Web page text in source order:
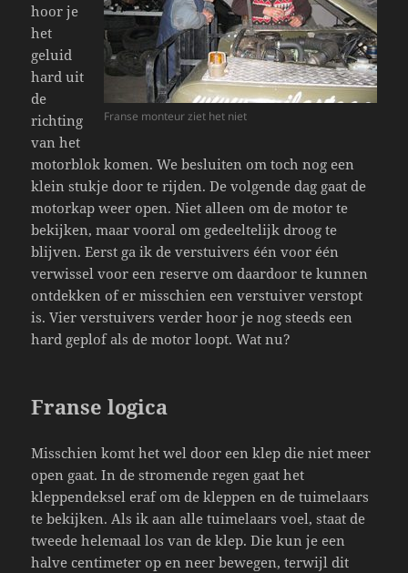
Franse monteur ziet het niet
hoor je
het
geluid
hard uit
de
richting
van het
motorblok komen. We besluiten om toch nog een
klein stukje door te rijden. De volgende dag gaat de
motorkap weer open. Niet alleen om de motor te
bekijken, maar vooral om gedeeltelijk droog te
blijven. Eerst ga ik de verstuivers één voor één
verwissel voor een reserve om daardoor te kunnen
ontdekken of er misschien een verstuiver verstopt
is. Vier verstuivers verder hoor je nog steeds een
hard geplof als de motor loopt. Wat nu?
Franse logica
Misschien komt het wel door een klep die niet meer
open gaat. In de stromende regen gaat het
kleppendeksel eraf om de kleppen en de tuimelaars
te bekijken. Als ik aan alle tuimelaars voel, staat de
tweede helemaal los van de klep. Die kun je een
halve centimeter op en neer bewegen, terwijl dit